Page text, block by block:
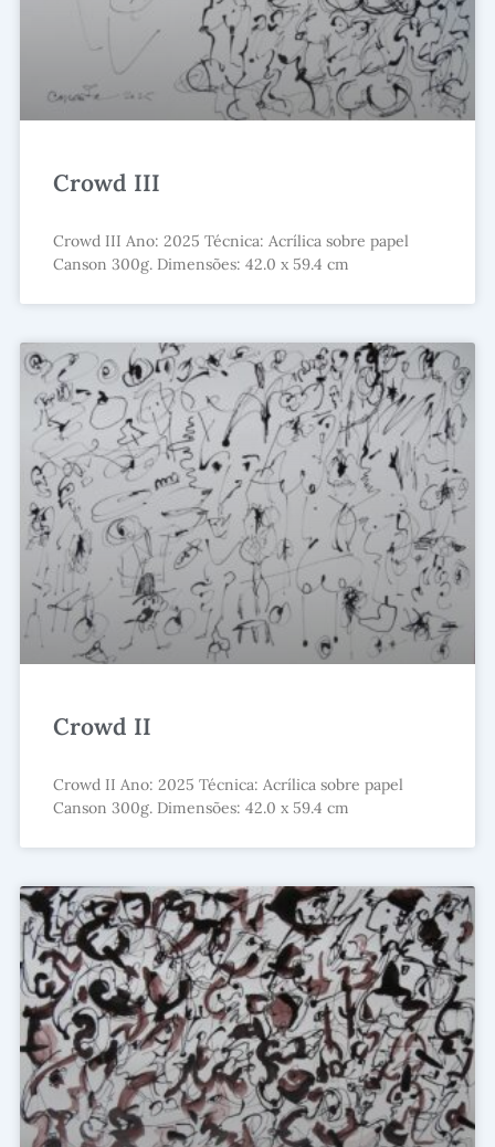
Crowd III
Crowd III Ano: 2025 Técnica: Acrílica sobre papel
Canson 300g. Dimensões: 42.0 x 59.4 cm
Crowd II
Crowd II Ano: 2025 Técnica: Acrílica sobre papel
Canson 300g. Dimensões: 42.0 x 59.4 cm